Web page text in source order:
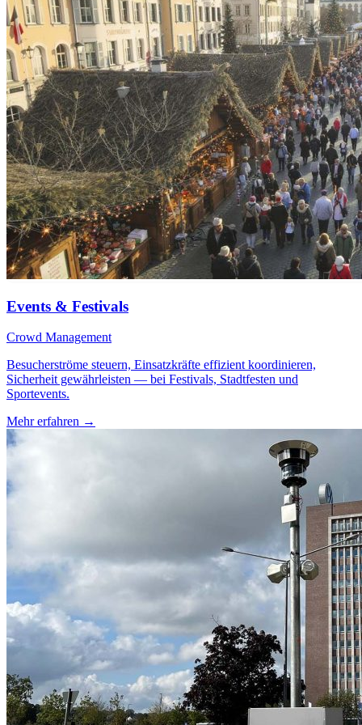
Events & Festivals
Crowd Management
Besucherströme steuern, Einsatzkräfte effizient koordinieren,
Sicherheit gewährleisten — bei Festivals, Stadtfesten und
Sportevents.
Mehr erfahren →